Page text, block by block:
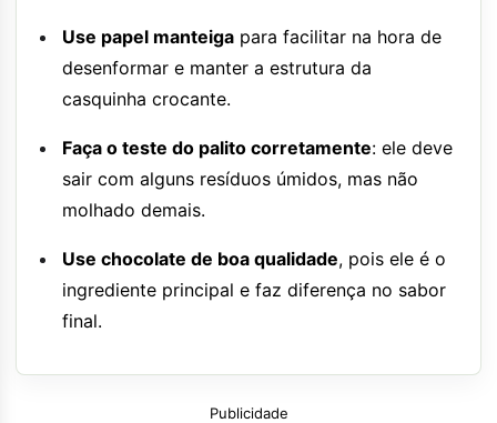
Use papel manteiga para facilitar na hora de
desenformar e manter a estrutura da
casquinha crocante.
Faça o teste do palito corretamente: ele deve
sair com alguns resíduos úmidos, mas não
molhado demais.
Use chocolate de boa qualidade, pois ele é o
ingrediente principal e faz diferença no sabor
final.
Publicidade